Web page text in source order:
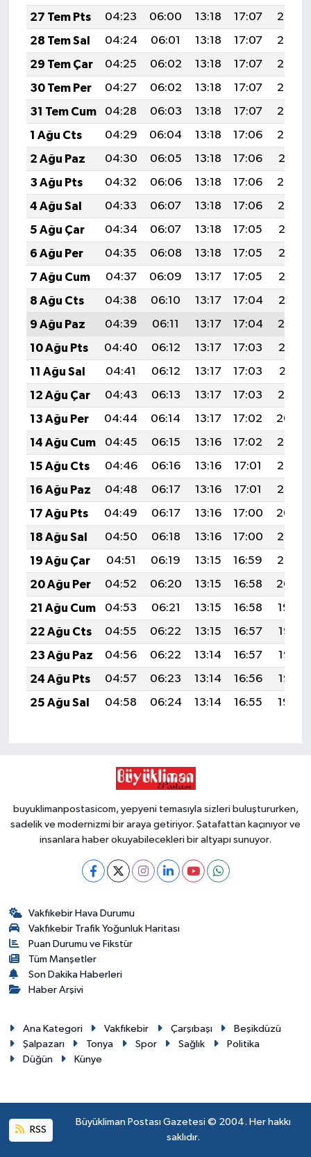
27 Tem Pts
04:23 06:00 13:18 17:07
20:26
28 Tem Sal
04:24 06:01 13:18 17:07
20:25
29 Tem Çar
04:25 06:02 13:18 17:07
20:25
30 Tem Per
04:27 06:02 13:18 17:07
20:24
31 Tem Cum
04:28 06:03 13:18 17:07
20:23
1 Ağu Cts
04:29 06:04 13:18 17:06
20:22
2 Ağu Paz
04:30 06:05 13:18 17:06
20:21
3 Ağu Pts
04:32 06:06 13:18 17:06
20:20
4 Ağu Sal
04:33 06:07 13:18 17:06
20:19
5 Ağu Çar
04:34 06:07 13:18 17:05
20:18
6 Ağu Per
04:35 06:08 13:18 17:05
20:17
7 Ağu Cum
04:37 06:09 13:17 17:05
20:16
8 Ağu Cts
04:38 06:10 13:17 17:04
20:15
9 Ağu Paz
04:39 06:11 13:17 17:04
20:14
10 Ağu Pts
04:40 06:12 13:17 17:03
20:13
11 Ağu Sal
04:41 06:12 13:17 17:03
20:11
12 Ağu Çar
04:43 06:13 13:17 17:03
20:10
13 Ağu Per
04:44 06:14 13:17 17:02
20:09
14 Ağu Cum
04:45 06:15 13:16 17:02
20:08
15 Ağu Cts
04:46 06:16 13:16 17:01
20:07
16 Ağu Paz
04:48 06:17 13:16 17:01
20:05
17 Ağu Pts
04:49 06:17 13:16 17:00
20:04
18 Ağu Sal
04:50 06:18 13:16 17:00
20:03
19 Ağu Çar
04:51 06:19 13:15 16:59
20:02
20 Ağu Per
04:52 06:20 13:15 16:58
20:00
21 Ağu Cum
04:53 06:21 13:15 16:58
19:59
22 Ağu Cts
04:55 06:22 13:15 16:57
19:58
23 Ağu Paz
04:56 06:22 13:14 16:57
19:56
24 Ağu Pts
04:57 06:23 13:14 16:56
19:55
25 Ağu Sal
04:58 06:24 13:14 16:55 19:54
buyuklimanpostasicom, yepyeni temasıyla sizleri buluştururken,
sadelik ve modernizmi bir araya getiriyor. Şatafattan kaçınıyor ve
insanlara haber okuyabilecekleri bir altyapı sunuyor.
Vakfıkebir Hava Durumu
Vakfıkebir Trafik Yoğunluk Haritası
Puan Durumu ve Fikstür
Tüm Manşetler
Son Dakika Haberleri
Haber Arşivi
Ana Kategori Vakfıkebir Çarşıbaşı
Beşikdüzü
Şalpazarı
Tonya Spor Sağlık
Politika
Düğün
Künye
RSS
Büyükliman Postası Gazetesi © 2004. Her hakkı
saklıdır.